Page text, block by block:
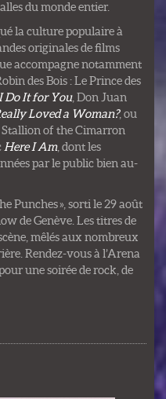
du monde entier.
la culture populaire à
originales de films
accompagne notamment
des Bois : Le Prince des
Do It for You, Don Juan
Loved a Woman?, ou
of the Cimarron
Here I Am, dont les
par le public bien au-
Punches », sorti le 29 août
de Genève. Les titres de
mêlés aux nombreux
Rendez-vous à l’Arena
une soirée de rock, de